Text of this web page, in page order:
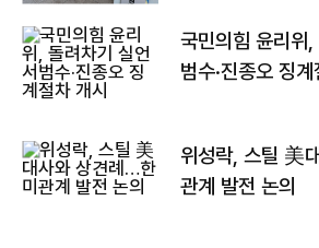
국민의힘 윤리위
범수·진종오 징
위성락, 스틸 美
관계 발전 논의